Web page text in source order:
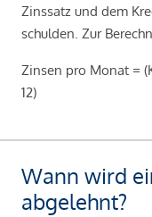
Zinssatz und dem
schulden. Zur
Zinsen pro Monat =
12)
Wann wird
abgelehnt?